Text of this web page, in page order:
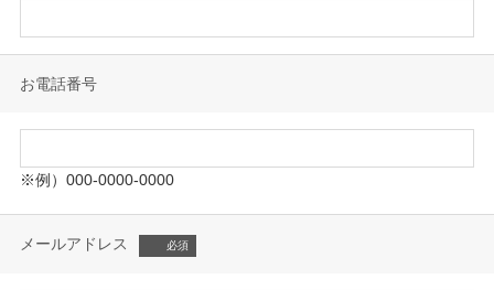
お電話番号
※例）000-0000-0000
メールアドレス